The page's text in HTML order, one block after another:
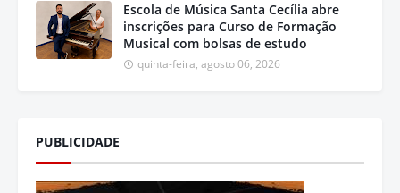
Escola de Música Santa Cecília abre
inscrições para Curso de Formação
Musical com bolsas de estudo
quinta-feira, agosto 06, 2026
PUBLICIDADE